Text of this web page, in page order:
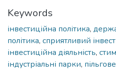
Keywords
інвестиційна політика,
політика, сприятливий
інвестиційна діяльність,
індустріальні парки,